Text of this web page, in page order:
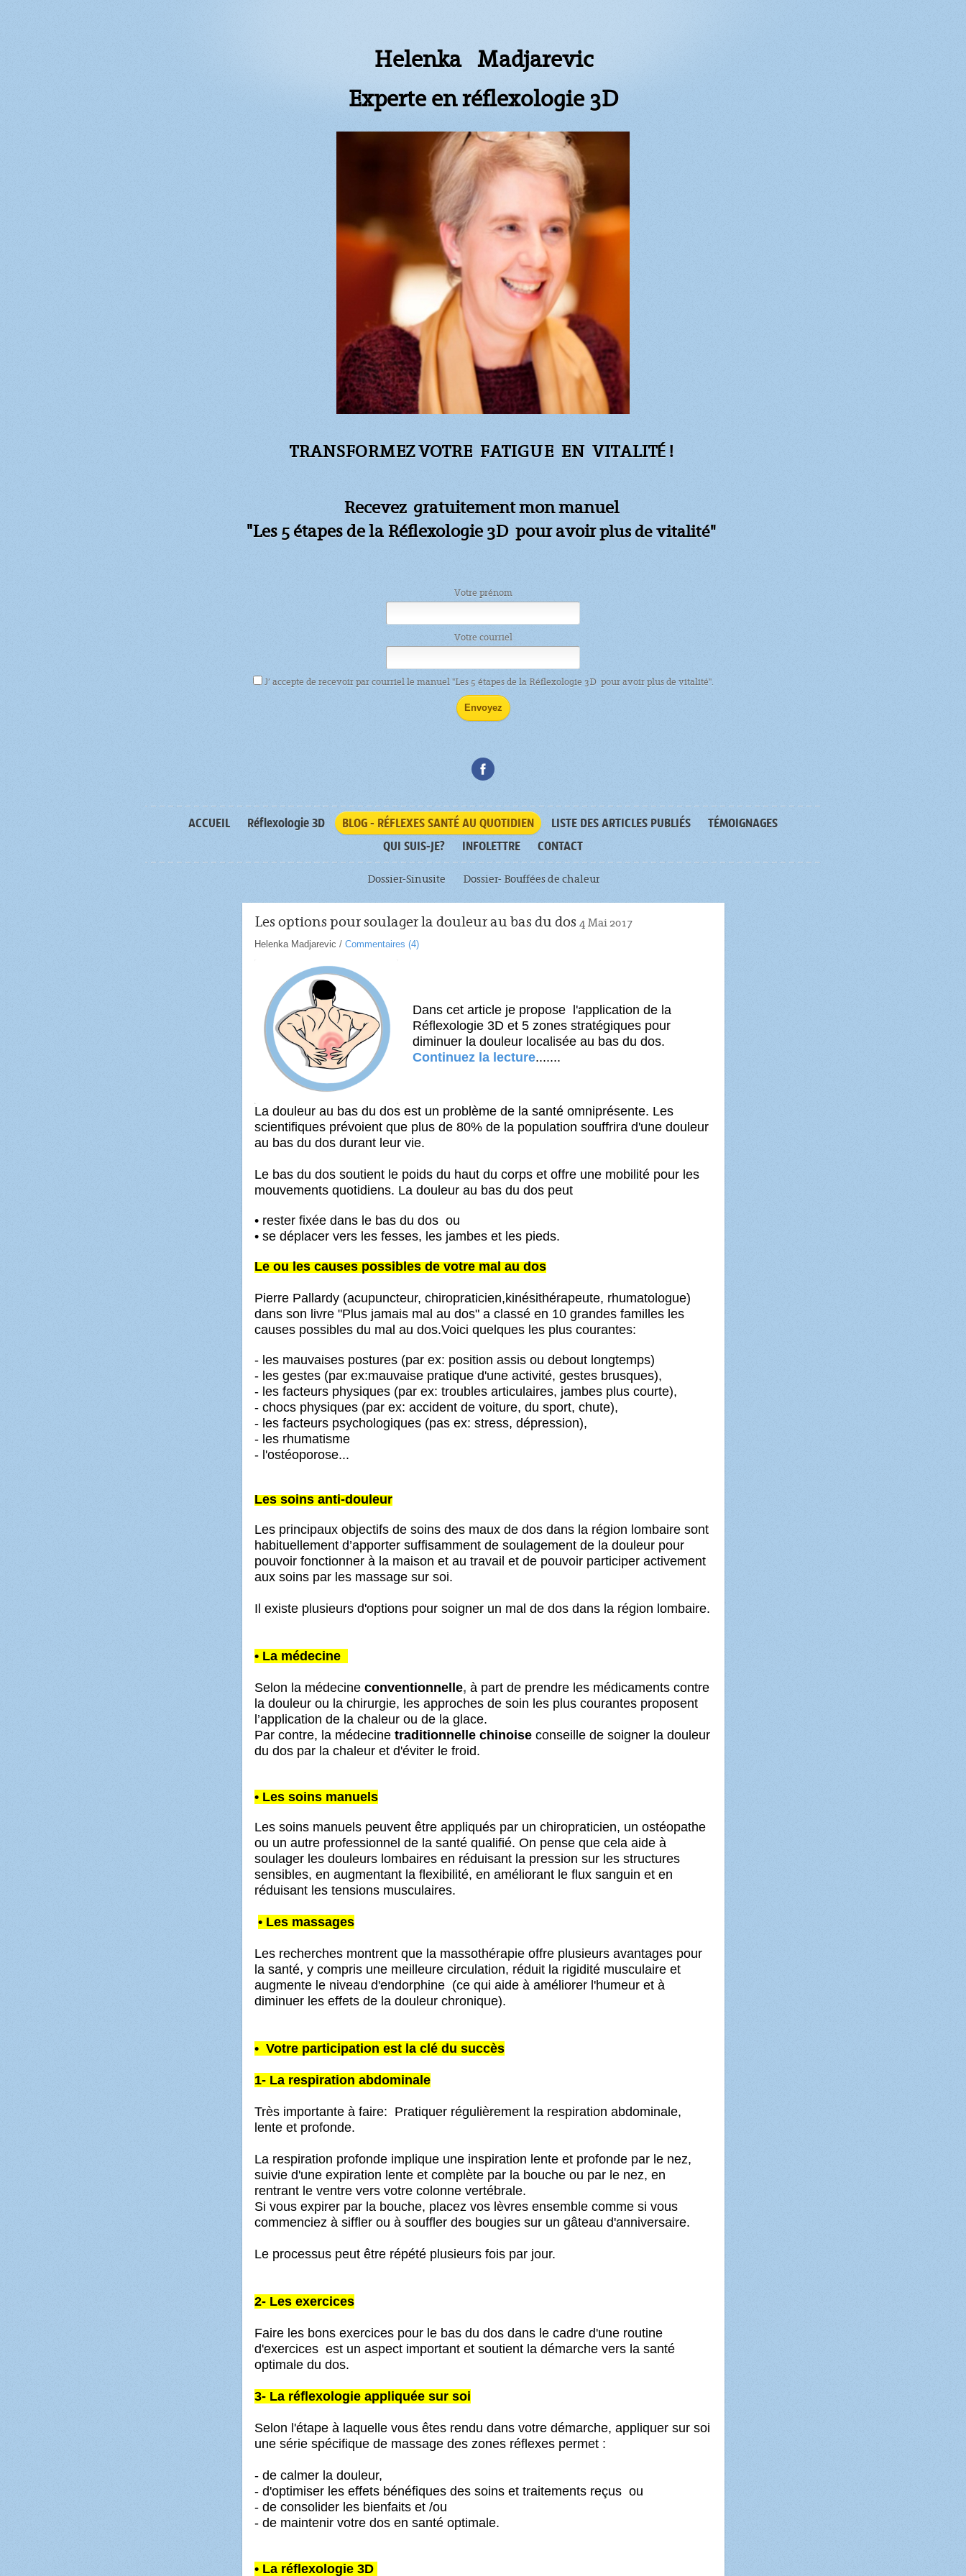
Helenka Madjarevic
Experte en réflexologie 3D
TRANSFORMEZ VOTRE FATIGUE EN VITALITÉ !
Recevez gratuitement mon manuel
"Les 5 étapes de la Réflexologie 3D pour avoirplus de vitalité"
Votre prénom
Votre courriel
J’ accepte de recevoir par courriel le manuel "Les 5 étapes de la Réflexologie 3D pour avoir plus de vitalité".
ACCUEIL Réflexologie 3D BLOG - RÉFLEXES SANTÉ AU QUOTIDIEN LISTE DES ARTICLES PUBLIÉS
TÉMOIGNAGES
QUI SUIS-JE?
INFOLETTRE CONTACT
Dossier-Sinusite Dossier- Bouffées de chaleur
Les options pour soulager la douleur au bas du dos 4 Mai 2017
Helenka Madjarevic / Commentaires (4)
Dans cet article je propose l'application de la
Réflexologie 3D et 5 zones stratégiques pour
diminuer la douleur localisée au bas du dos.
Continuez la lecture.......
La douleur au bas du dos est un problème de la santé omniprésente. Les
scientifiques prévoient que plus de 80% de la population souffrira d'une douleur
au bas du dos durant leur vie.
Le bas du dos soutient le poids du haut du corps et offre une mobilité pour les
mouvements quotidiens. La douleur au bas du dos peut
• rester fixée dans le bas du dos ou
• se déplacer vers les fesses, les jambes et les pieds.
Le ou les causes possibles de votre mal au dos
Pierre Pallardy (acupuncteur, chiropraticien,kinésithérapeute, rhumatologue)
dans son livre "Plus jamais mal au dos" a classé en 10 grandes familles les
causes possibles du mal au dos.Voici quelques les plus courantes:
- les mauvaises postures (par ex: position assis ou debout longtemps)
- les gestes (par ex:mauvaise pratique d'une activité, gestes brusques),
- les facteurs physiques (par ex: troubles articulaires, jambes plus courte),
- chocs physiques (par ex: accident de voiture, du sport, chute),
- les facteurs psychologiques (pas ex: stress, dépression),
- les rhumatisme
- l'ostéoporose...
Les soins anti-douleur
Les principaux objectifs de soins des maux de dos dans la région lombaire sont
habituellement d’apporter suffisamment de soulagement de la douleur pour
pouvoir fonctionner à la maison et au travail etde pouvoir participer activement
aux soins par les massage sur soi.
Il existe plusieurs d'options pour soigner un mal de dos dans la région lombaire.
• La médecine
Selon la médecine conventionnelle, à part de prendre les médicaments contre
la douleur ou la chirurgie, les approches de soin les plus courantes proposent
l’application de la chaleur ou de la glace.
Par contre, la médecinetraditionnelle chinoise conseille de soigner la douleur
du dos par la chaleur et d'éviter le froid.
• Les soins manuels
Les soins manuels peuvent être appliqués par un chiropraticien, un ostéopathe
ou un autre professionnel de la santé qualifié. On pense que cela aide à
soulager les douleurs lombaires en réduisant la pression sur les structures
sensibles, en augmentant la flexibilité, en améliorant le flux sanguin et en
réduisant les tensions musculaires.
• Les massages
Les recherches montrent que la massothérapie offre plusieurs avantages pour
la santé, y compris une meilleure circulation, réduit la rigidité musculaire et
augmente le niveau d'endorphine (ce qui aide à améliorer l'humeur et à
diminuer les effets de la douleur chronique).
• Votre participation est la clé du succès
1- La respiration abdominale
Très importante à faire: Pratiquer régulièrement la respiration abdominale,
lente et profonde.
La respiration profonde implique une inspiration lente et profonde par le nez,
suivie d'une expiration lente et complète par la bouche ou par le nez, en
rentrant le ventre vers votre colonne vertébrale.
Si vous expirer par la bouche, placez vos lèvres ensemble comme si vous
commenciez à siffler ou à souffler des bougies sur un gâteau d'anniversaire.
Le processus peut être répété plusieurs fois par jour.
2- Les exercices
Faire les bons exercices pour le bas du dos dans le cadre d'une routine
d'exercices est un aspect important et soutient la démarche vers la santé
optimale du dos.
3- La réflexologie appliquée sur soi
Selon l'étape à laquelle vous êtes rendu dans votre démarche, appliquer sur soi
une série spécifique de massage des zones réflexes permet :
- de calmer la douleur,
- d'optimiser les effets bénéfiques des soins et traitements reçus ou
- de consolider les bienfaits et /ou
- de maintenir votre dos en santé optimale.
• La réflexologie 3D